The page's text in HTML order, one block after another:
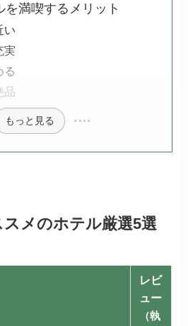
を満喫するメリット
い
実
る
品
もっと見る
メのホテル厳選5選
レビ
ュー
（執